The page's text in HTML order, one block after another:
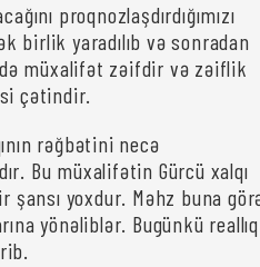
proqnozlaşdırdığımızı
birlik yaradılıb və sonradan
müxalifət zəifdir və zəiflik
çətindir.
rəğbətini necə
Bu müxalifətin Gürcü xalqı
şansı yoxdur. Məhz buna
yönəliblər. Bugünkü reallıq